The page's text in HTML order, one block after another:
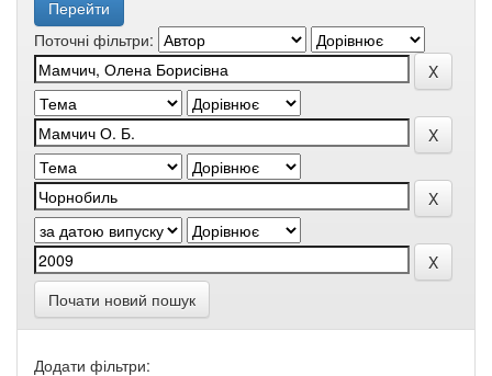
Поточні фільтри:
Почати новий пошук
Додати фільтри: